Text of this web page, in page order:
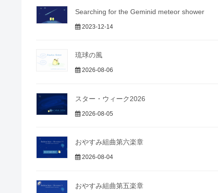
Searching for the Geminid meteor shower
2023-12-14
琉球の風
2026-08-06
スター・ウィーク2026
2026-08-05
おやすみ組曲第六楽章
2026-08-04
おやすみ組曲第五楽章